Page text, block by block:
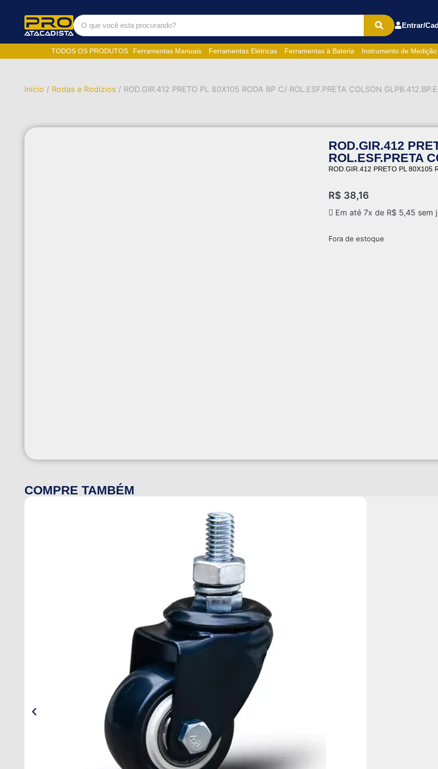
Entrar/
TODOS OS PRODUTOS Ferramentas Manuais Ferramentas Elétricas Ferramentas à Bateria Instrumento de
Início / Rodas e Rodízios / ROD.GIR.412 PRETO PL 80X105 RODA BP C/ ROL.ESF.PRETA COLSON GLPB.412.BP.E
ROD.GIR.412
ROL.ESF.PRETA
ROD.GIR.412 PRETO PL 80X105
R$ 38,16
Em até 7x de R$ 5,45 sem
Fora de estoque
COMPRE TAMBÉM